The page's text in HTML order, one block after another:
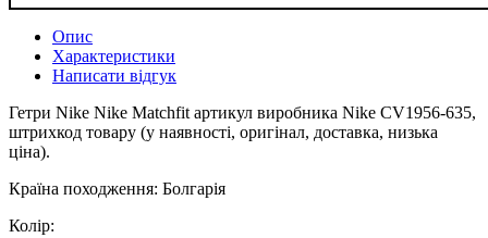
Опис
Характеристики
Написати відгук
Гетри Nike Nike Matchfit артикул виробника Nike CV1956-635,
штрихкод товару (у наявності, оригінал, доставка, низька
ціна).
Країна походження: Болгарiя
Колір: